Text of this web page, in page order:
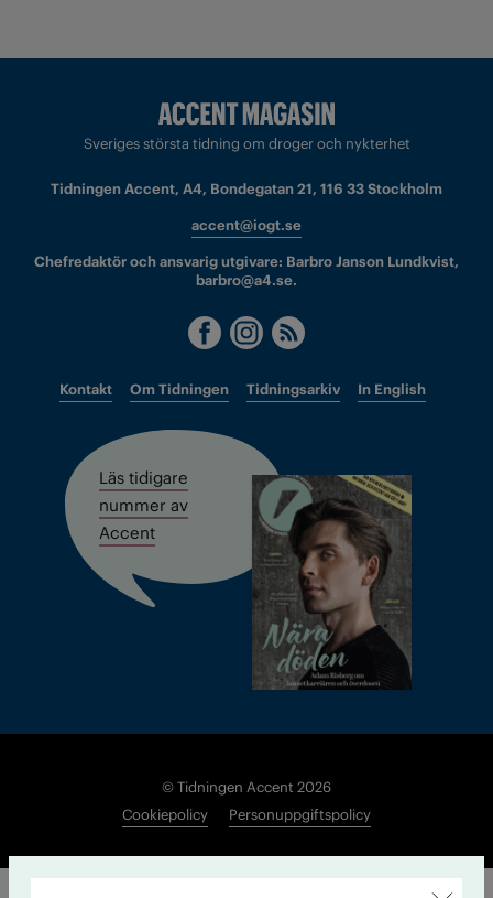
Sveriges största tidning om droger och nykterhet
Tidningen Accent, A4, Bondegatan 21, 116 33 Stockholm
accent@iogt.se
Chefredaktör och ansvarig utgivare: Barbro Janson Lundkvist,
barbro@a4.se.
Kontakt Om Tidningen Tidningsarkiv In English
Läs tidigare
nummer av
Accent
© Tidningen Accent 2026
Cookiepolicy
Personuppgiftspolicy